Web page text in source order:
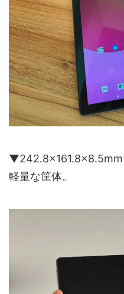
▼242.8×161.8×8.5mm
軽量な筐体。